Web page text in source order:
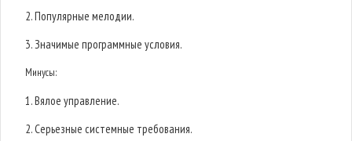
2. Популярные мелодии.
3. Значимые программные условия.
Минусы:
1. Вялое управление.
2. Серьезные системные требования.